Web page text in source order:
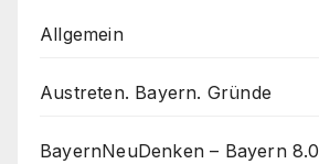
Allgemein
Austreten. Bayern. Gründe
BayernNeuDenken – Bayern 8.0